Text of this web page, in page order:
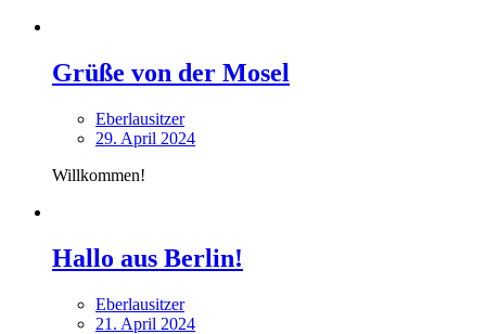
Grüße von der Mosel
Eberlausitzer
29. April 2024
Willkommen!
Hallo aus Berlin!
Eberlausitzer
21. April 2024